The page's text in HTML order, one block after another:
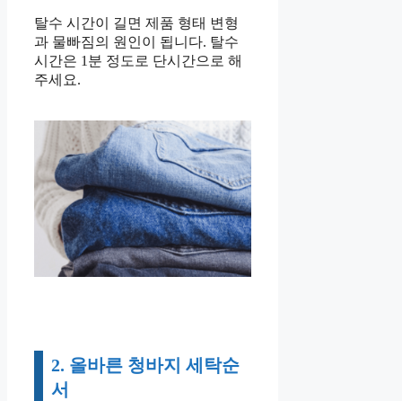
탈수 시간이 길면 제품 형태 변형
과 물빠짐의 원인이 됩니다. 탈수
시간은 1분 정도로 단시간으로 해
주세요.
2. 올바른 청바지 세탁순
서